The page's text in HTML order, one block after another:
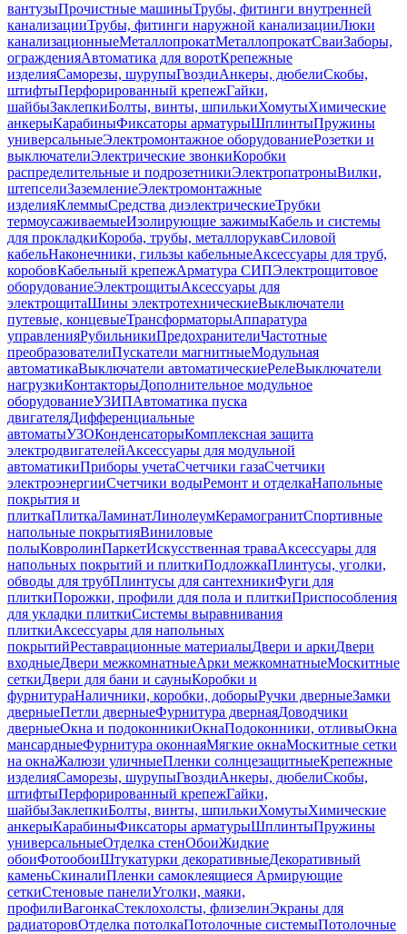
вантузыПрочистные машиныТрубы, фитинги внутренней
канализацииТрубы, фитинги наружной канализацииЛюки
канализационныеМеталлопрокатМеталлопрокатСваиЗаборы,
огражденияАвтоматика для воротКрепежные
изделияСаморезы, шурупыГвоздиАнкеры, дюбелиСкобы,
штифтыПерфорированный крепежГайки,
шайбыЗаклепкиБолты, винты, шпилькиХомутыХимические
анкерыКарабиныФиксаторы арматурыШплинтыПружины
универсальныеЭлектромонтажное оборудованиеРозетки и
выключателиЭлектрические звонкиКоробки
распределительные и подрозетникиЭлектропатроныВилки,
штепселиЗаземлениеЭлектромонтажные
изделияКлеммыСредства диэлектрическиеТрубки
термоусаживаемыеИзолирующие зажимыКабель и системы
для прокладкиКороба, трубы, металлорукавСиловой
кабельНаконечники, гильзы кабельныеАксессуары для труб,
коробовКабельный крепежАрматура СИПЭлектрощитовое
оборудованиеЭлектрощитыАксессуары для
электрощитаШины электротехническиеВыключатели
путевые, концевыеТрансформаторыАппаратура
управленияРубильникиПредохранителиЧастотные
преобразователиПускатели магнитныеМодульная
автоматикаВыключатели автоматическиеРелеВыключатели
нагрузкиКонтакторыДополнительное модульное
оборудованиеУЗИПАвтоматика пуска
двигателяДифференциальные
автоматыУЗОКонденсаторыКомплексная защита
электродвигателейАксессуары для модульной
автоматикиПриборы учетаСчетчики газаСчетчики
электроэнергииСчетчики водыРемонт и отделкаНапольные
покрытия и
плиткаПлиткаЛаминатЛинолеумКерамогранитСпортивные
напольные покрытияВиниловые
полыКовролинПаркетИскусственная траваАксессуары для
напольных покрытий и плиткиПодложкаПлинтусы, уголки,
обводы для трубПлинтусы для сантехникиФуги для
плиткиПорожки, профили для пола и плиткиПриспособления
для укладки плиткиСистемы выравнивания
плиткиАксессуары для напольных
покрытийРеставрационные материалыДвери и аркиДвери
входныеДвери межкомнатныеАрки межкомнатныеМоскитные
сеткиДвери для бани и сауныКоробки и
фурнитураНаличники, коробки, доборыРучки дверныеЗамки
дверныеПетли дверныеФурнитура двернаяДоводчики
дверныеОкна и подоконникиОкнаПодоконники, отливыОкна
мансардныеФурнитура оконнаяМягкие окнаМоскитные сетки
на окнаЖалюзи уличныеПленки солнцезащитныеКрепежные
изделияСаморезы, шурупыГвоздиАнкеры, дюбелиСкобы,
штифтыПерфорированный крепежГайки,
шайбыЗаклепкиБолты, винты, шпилькиХомутыХимические
анкерыКарабиныФиксаторы арматурыШплинтыПружины
универсальныеОтделка стенОбоиЖидкие
обоиФотообоиШтукатурки декоративныеДекоративный
каменьСкиналиПленки самоклеящиеся Армирующие
сеткиСтеновые панелиУголки, маяки,
профилиВагонкаСтеклохолсты, флизелинЭкраны для
радиаторовОтделка потолкаПотолочные системыПотолочные